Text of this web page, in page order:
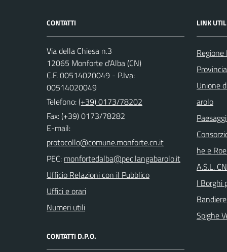
CONTATTI
Via della Chiesa n.3
12065 Monforte d'Alba (CN)
C.F. 00514020049 - P.Iva:
00514020049
Telefono:(+39) 0173/78202
Fax: (+39) 0173/78282
E-mail:
PEC:
Ufficio Relazioni con il Pubblico
Uffici e orari
Numeri utili
CONTATTI D.P.O.
LINK
Unione
arolo
he e
A.S.L.
I Borghi
Spighe